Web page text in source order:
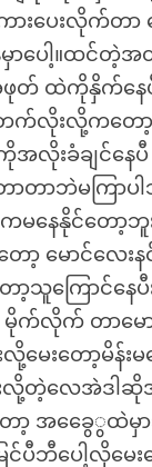
ကားပေးလိုက်တ
ာပေါ့။ထင်တဲ့အ
ထဲကိုနှိက်နေပီ
က်လိုးလို့ကတော့
အလိုးခံချင်န
ောတာဘဲမကြာ
မနေနိုင်တော့
ာ့ မောင်လေး
ကြောင်နေပီး
မိုက်လိုက် တာမေ
ေးတော့မိန်း
တဲ့လေအဲဒါဆိုအ
ော့ အခွေေွထဲ
ပီဘီပေါ့လိုမေ